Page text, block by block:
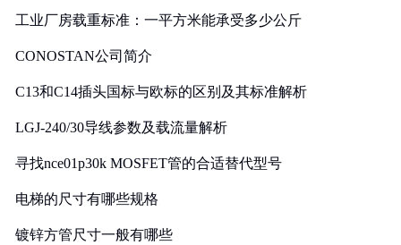
工业厂房载重标准：一平方米能承受多少公斤
CONOSTAN公司简介
C13和C14插头国标与欧标的区别及其标准解析
LGJ-240/30导线参数及载流量解析
寻找nce01p30k MOSFET管的合适替代型号
电梯的尺寸有哪些规格
镀锌方管尺寸一般有哪些